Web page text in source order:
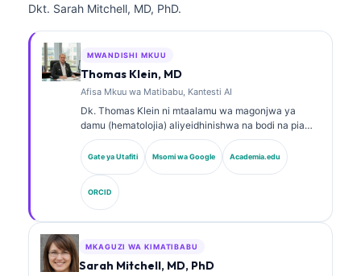
Dkt. Sarah Mitchell, MD, PhD.
MWANDISHI MKUU
Thomas Klein, MD
Afisa Mkuu wa Matibabu, Kantesti AI
Dk. Thomas Klein ni mtaalamu wa magonjwa ya
damu (hematolojia) aliyeidhinishwa na bodi na pia
daktari wa magonjwa ya ndani (internist) mwenye
uzoefu wa zaidi ya miaka 15 katika dawa za
maabara na uchambuzi wa kimatibabu unaosaidiwa
na AI. Kama Afisa Mkuu wa Tiba (Chief Medical
Officer) katika Kantesti AI, anasimamia kwa karibu
usahihi wa kimatibabu wa mtandao wa neva wa
kipekee (proprietary neural network). Dk. Klein
Gate ya Utafiti Msomi wa Google Academia.edu
ORCID
MKAGUZI WA KIMATIBABU
Sarah Mitchell, MD, PhD